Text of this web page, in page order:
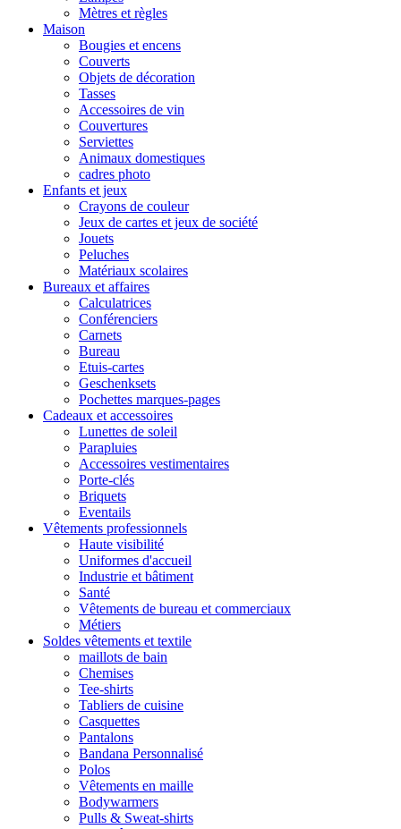
Mètres et règles
Maison
Bougies et encens
Couverts
Objets de décoration
Tasses
Accessoires de vin
Couvertures
Serviettes
Animaux domestiques
cadres photo
Enfants et jeux
Crayons de couleur
Jeux de cartes et jeux de société
Jouets
Peluches
Matériaux scolaires
Bureaux et affaires
Calculatrices
Conférenciers
Carnets
Bureau
Etuis-cartes
Geschenksets
Pochettes marques-pages
Cadeaux et accessoires
Lunettes de soleil
Parapluies
Accessoires vestimentaires
Porte-clés
Briquets
Eventails
Vêtements professionnels
Haute visibilité
Uniformes d'accueil
Industrie et bâtiment
Santé
Vêtements de bureau et commerciaux
Métiers
Soldes vêtements et textile
maillots de bain
Chemises
Tee-shirts
Tabliers de cuisine
Casquettes
Pantalons
Bandana Personnalisé
Polos
Vêtements en maille
Bodywarmers
Pulls & Sweat-shirts